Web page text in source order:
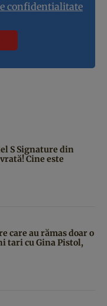
confidentialitate
S Signature din
Cine este
care au rămas doar o
tari cu Gina Pistol,